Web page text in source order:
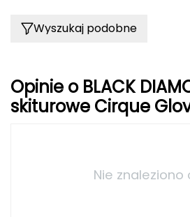
INNY
Icestorm
Wyszukaj podobne
Opinie o BLACK
skiturowe Cirque
Nie znaleziono